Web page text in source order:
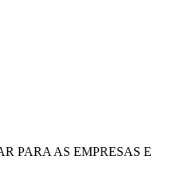
PARA AS EMPRESAS E